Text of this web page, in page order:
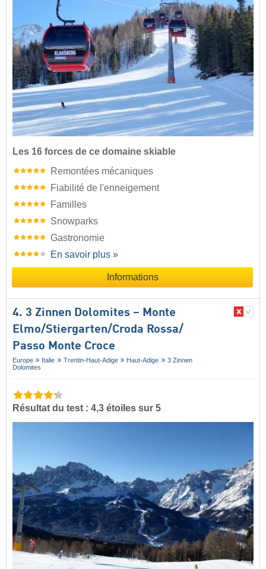
Les 16 forces de ce domaine skiable
Remontées mécaniques
Fiabilité de l'enneigement
Familles
Snowparks
Gastronomie
En savoir plus »
Informations
4. 3 Zinnen Dolomites – Monte
Elmo/​Stiergarten/​Croda Rossa/​
Passo Monte Croce
Europe Italie Trentin-Haut-Adige Haut-Adige
3 Zinnen
Dolomites
Résultat du test : 4,3 étoiles sur 5